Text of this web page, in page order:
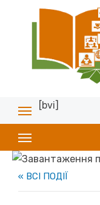
[bvi]
« ВСІ ПОДІЇ